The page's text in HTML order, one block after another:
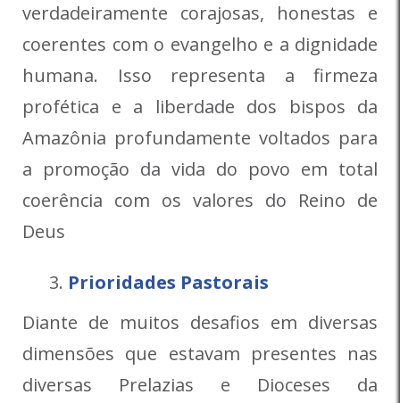
verdadeiramente corajosas, honestas e
coerentes com o evangelho e a dignidade
humana. Isso representa a firmeza
profética e a liberdade dos bispos da
Amazônia profundamente voltados para
a promoção da vida do povo em total
coerência com os valores do Reino de
Deus
Prioridades Pastorais
Diante de muitos desafios em diversas
dimensões que estavam presentes nas
diversas Prelazias e Dioceses da